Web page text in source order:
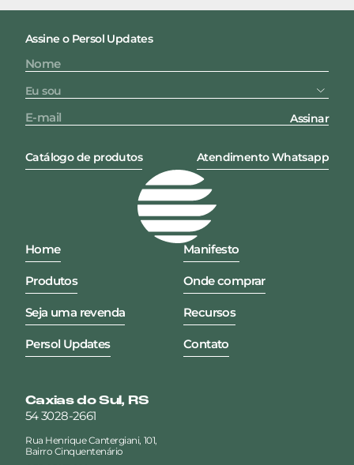
Assine o Persol Updates
Assinar
Catálogo de produtos Atendimento Whatsapp
Home Manifesto
Produtos Onde comprar
Seja uma revenda Recursos
Persol Updates Contato
Caxias do Sul, RS
54 3028-2661
Rua Henrique Cantergiani, 101,
Bairro Cinquentenário